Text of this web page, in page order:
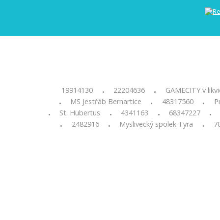
19914130 • 22204636 •
GAMECITY v
•
MS Jestřáb Bernartice • 48317560 •
•
St. Hubertus • 4341163 • 68347227
•
•
2482916 • Myslivecký spolek Tyra •